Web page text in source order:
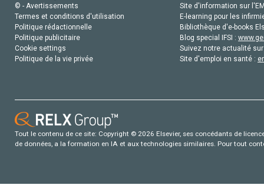
© - Avertissements
Termes et conditions d'utilisation
Politique rédactionnelle
Politique publicitaire
Cookie settings
Politique de la vie privée
Site d'information sur
E-learning pour les
Bibliothèque d'e-books
Blog special IFSI :
Suivez notre actualité
Site d'emploi en santé :
Tout le contenu de ce site: Copyright © 2026 Elsevier, ses concédants de
de données, a la formation en IA et aux technologies similaires. Pour tout